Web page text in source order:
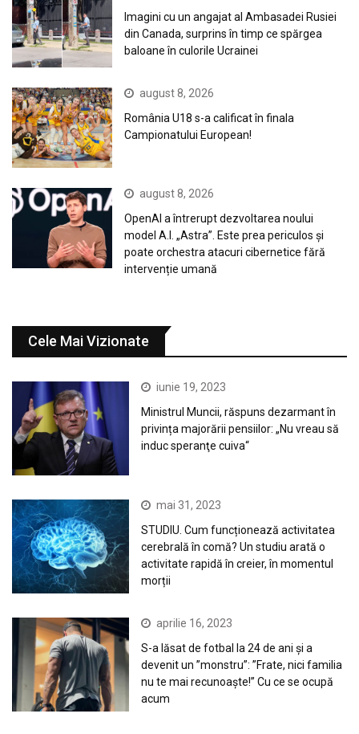
Imagini cu un angajat al Ambasadei Rusiei
din Canada, surprins în timp ce spărgea
baloane în culorile Ucrainei
august 8, 2026
România U18 s-a calificat în finala
Campionatului European!
august 8, 2026
OpenAI a întrerupt dezvoltarea noului
model A.I. „Astra”. Este prea periculos și
poate orchestra atacuri cibernetice fără
intervenție umană
Cele Mai Vizionate
iunie 19, 2023
Ministrul Muncii, răspuns dezarmant în
privința majorării pensiilor: „Nu vreau să
induc speranţe cuiva“
mai 31, 2023
STUDIU. Cum funcționează activitatea
cerebrală în comă? Un studiu arată o
activitate rapidă în creier, în momentul
morții
aprilie 16, 2023
S-a lăsat de fotbal la 24 de ani și a
devenit un ”monstru”: ”Frate, nici familia
nu te mai recunoaște!” Cu ce se ocupă
acum